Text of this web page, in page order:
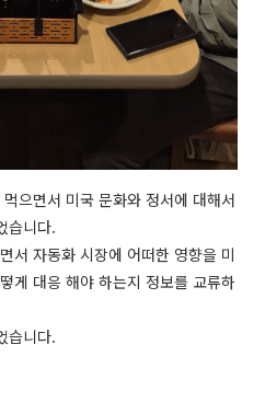
으면서 미국 문화와 정서에 대해서
습니다.
서 자동화 시장에 어떠한 영향을 미
게 대응 해야 하는지 정보를 교류하
습니다.